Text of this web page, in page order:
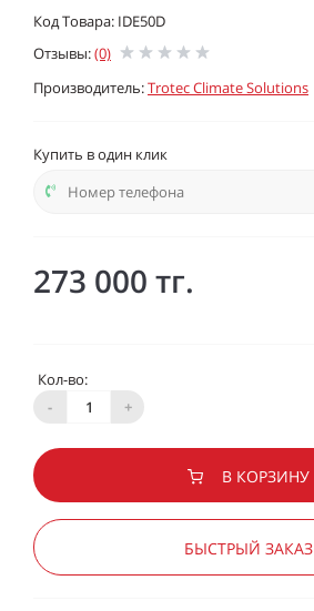
Код Товара: IDE50D
Отзывы:(0)
Производитель:Trotec Climate Solutions
Купить в один клик
273 000 тг.
Кол-во:
-
+
В КОРЗИНУ
БЫСТРЫЙ ЗАКАЗ